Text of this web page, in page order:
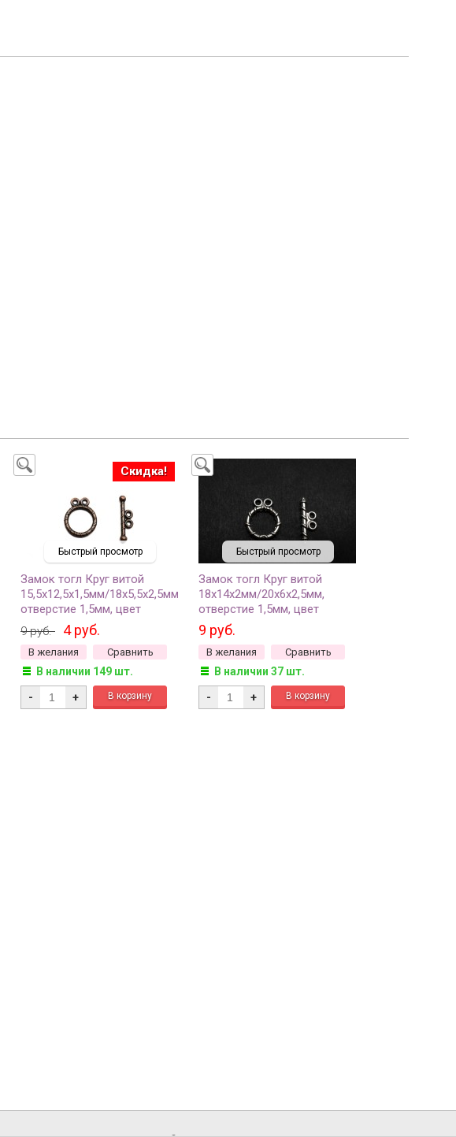
Быстрый просмотр
Скидка!
Замок тогл Круг витой
15,5х12,5х1,5мм/18х5,5х2,5мм,
отверстие 1,5мм, цвет
античная медь, сплав
металлов, 12-075, 1
комплект
9 руб. 4 руб.
В желания Сравнить
В наличии 149 шт.
- +
Быстрый просмотр
Замок тогл Круг витой
18х14х2мм/20х6х2,5мм,
отверстие 1,5мм, цвет
античное серебро, сплав
металлов, 12-072, 1
комплект
9 руб.
В желания Сравнить
В наличии 37 шт.
- +